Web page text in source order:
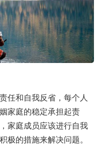
任和自我反省，每个人
家庭的稳定承担起责
家庭成员应该进行自我
极的措施来解决问题。